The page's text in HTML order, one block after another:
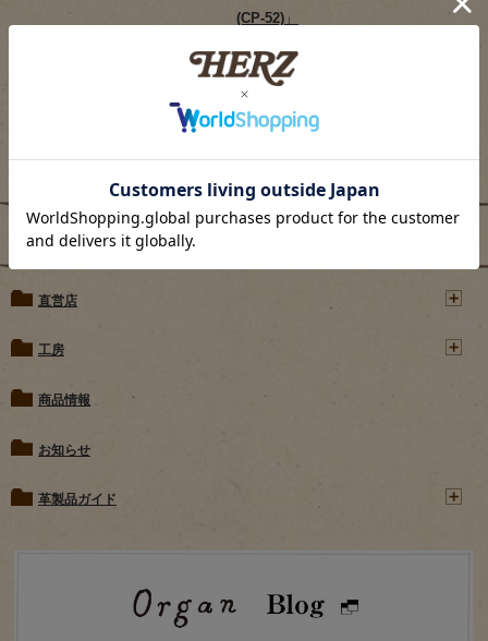
(CP-52)」
ブログカテゴリー
直営店
工房
商品情報
お知らせ
革製品ガイド